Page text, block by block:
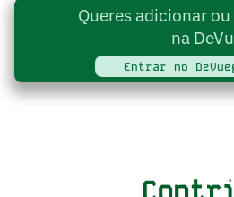
Queres adicionar
na
Entrar no